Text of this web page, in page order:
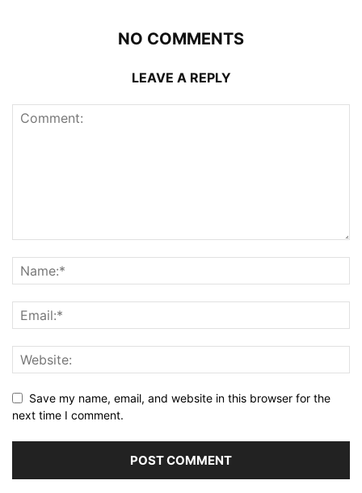
NO COMMENTS
LEAVE A REPLY
Save my name, email, and website in this browser for the
next time I comment.